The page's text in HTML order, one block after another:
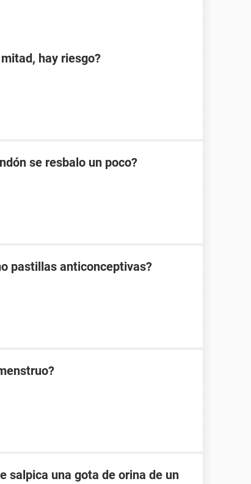
hay riesgo?
se resbalo un poco?
pastillas anticonceptivas?
salpica una gota de orina de un